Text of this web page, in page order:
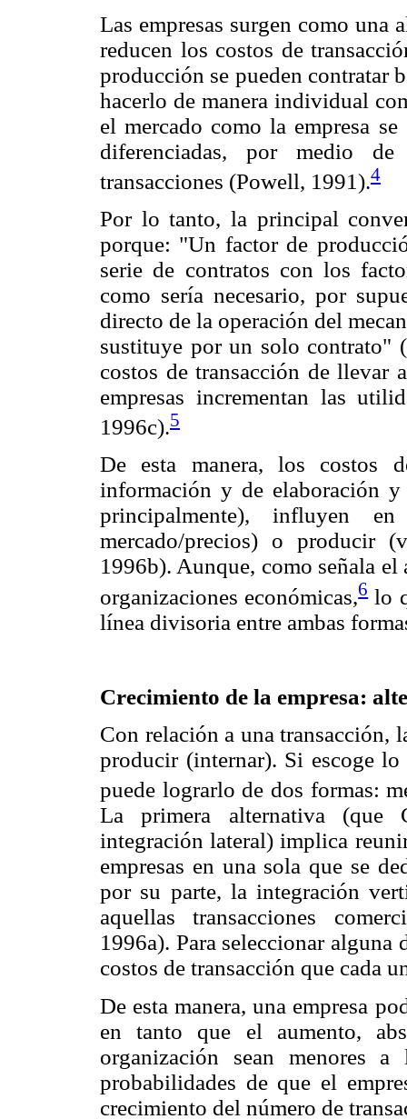
Las empresas surgen como una
reducen los costos de
producción se pueden contratar
hacerlo de manera individual
el mercado como la empresa
diferenciadas, por medio
transacciones (Powell, 1991).4
Por lo tanto, la principal
porque: "Un factor de
serie de contratos con los
como sería necesario, por
directo de la operación del
sustituye por un solo contrato"
costos de transacción de llevar
empresas incrementan las
1996c).5
De esta manera, los costos
información y de elaboración
principalmente), influyen
mercado/precios) o producir
1996b). Aunque, como señala el
organizaciones económicas,6lo
línea divisoria entre ambas
Crecimiento de la empresa:
Con relación a una transacción,
producir (internar). Si escoge
puede lograrlo de dos formas:
La primera alternativa (que
integración lateral) implica
empresas en una sola que se
por su parte, la integración
aquellas transacciones
1996a). Para seleccionar alguna
costos de transacción que cada
De esta manera, una empresa
en tanto que el aumento,
organización sean menores
probabilidades de que el
crecimiento del número de